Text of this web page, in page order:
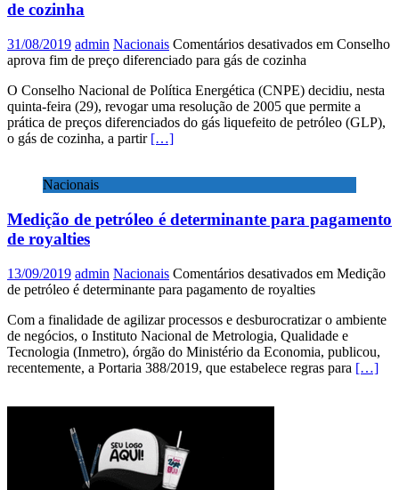
de cozinha
31/08/2019 admin Nacionais Comentários desativados em Conselho
aprova fim de preço diferenciado para gás de cozinha
O Conselho Nacional de Política Energética (CNPE) decidiu, nesta
quinta-feira (29), revogar uma resolução de 2005 que permite a
prática de preços diferenciados do gás liquefeito de petróleo (GLP),
o gás de cozinha, a partir […]
Nacionais
Medição de petróleo é determinante para pagamento
de royalties
13/09/2019 admin Nacionais Comentários desativados em Medição
de petróleo é determinante para pagamento de royalties
Com a finalidade de agilizar processos e desburocratizar o ambiente
de negócios, o Instituto Nacional de Metrologia, Qualidade e
Tecnologia (Inmetro), órgão do Ministério da Economia, publicou,
recentemente, a Portaria 388/2019, que estabelece regras para […]